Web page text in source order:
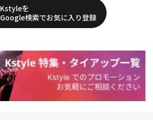
Kstyleを
Google検索でお気に入り登録